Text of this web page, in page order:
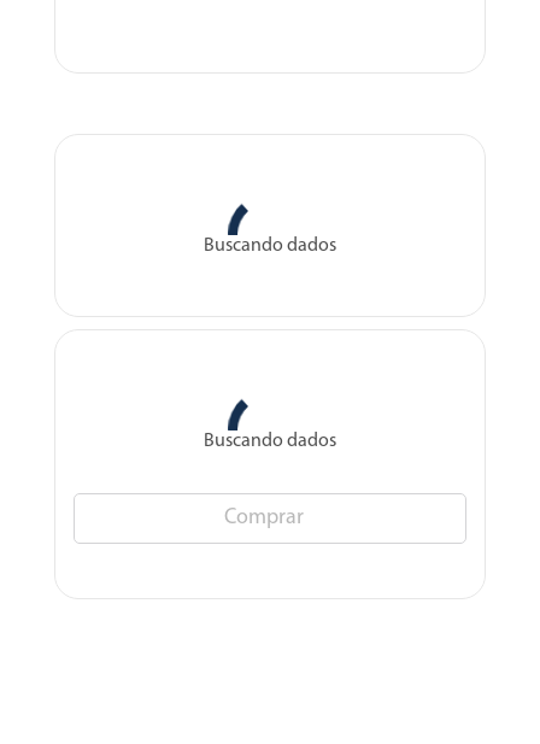
Buscando dados
Buscando dados
Comprar